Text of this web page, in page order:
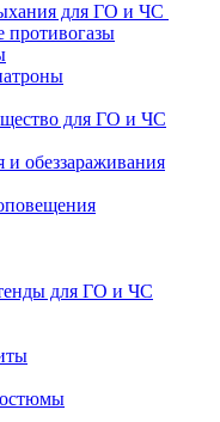
для ГО и ЧС
противогазы
для ГО и ЧС
и обеззараживания
для ГО и ЧС